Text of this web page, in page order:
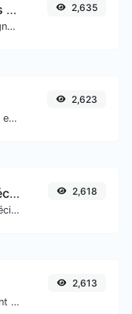
Suppresseur de lignes en double
Supprimez facilement les lignes en double d'un texte.
2,635
Convertir le texte en binaire et inversement pour toute entrée de chaîne.
2,623
Convertisseur hexadécimal
Convertir le texte en hexadécimal et inversement pour toute entrée de chaîne.
2,618
Obtenez l'avatar globalement reconnu de gravatar.com pour n'importe quel e-mail.
2,613